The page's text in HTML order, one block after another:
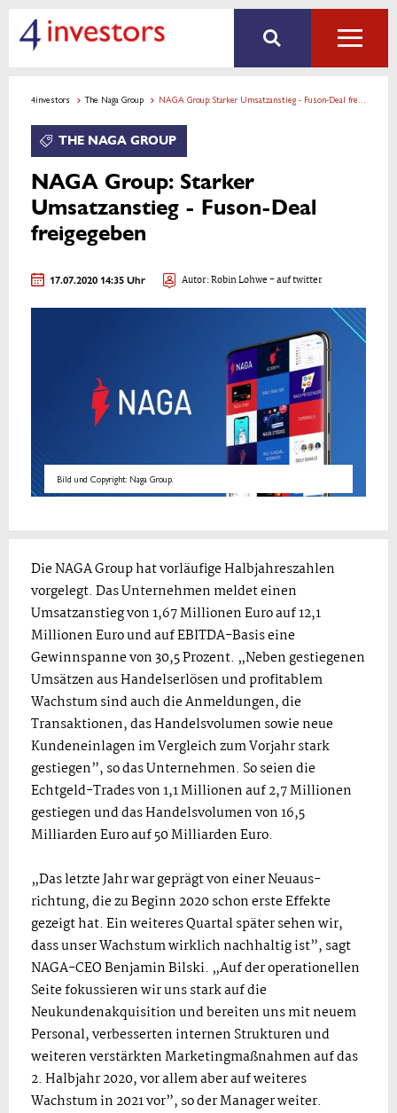
4investors The Naga Group NAGA Group: Starker Umsatzanstieg - Fuson-Deal freigegeben
THE NAGA GROUP
NAGA Group: Starker
Umsatzanstieg - Fuson-Deal
freigegeben
17.07.2020 14:35 Uhr Autor:Robin Lohwe- auf twitter
Bild und Copyright: Naga Group.
Die NAGA Group hat vorläufige Halbjahreszahlen
vorgelegt. Das Unternehmen meldet einen
Umsatzanstieg von 1,67 Millionen Euro auf 12,1
Millionen Euro und auf EBITDA-Basis eine
Gewinnspanne von 30,5 Prozent. „Neben gestiegenen
Umsätzen aus Handelserlösen und profitablem
Wachstum sind auch die Anmeldungen, die
Transaktionen, das Handelsvolumen sowie neue
Kundeneinlagen im Vergleich zum Vorjahr stark
gestiegen”, so das Unternehmen. So seien die
Echtgeld-Trades von 1,1 Millionen auf 2,7 Millionen
gestiegen und das Handelsvolumen von 16,5
Milliarden Euro auf 50 Milliarden Euro.
„Das letzte Jahr war geprägt von einer Neuaus­
richtung, die zu Beginn 2020 schon erste Effekte
gezeigt hat. Ein weiteres Quartal später sehen wir,
dass unser Wachstum wirklich nachhaltig ist”, sagt
NAGA-CEO Benjamin Bilski. „Auf der operationellen
Seite fokussieren wir uns stark auf die
Neukundenakquisition und bereiten uns mit neuem
Personal, verbesserten internen Strukturen und
weiteren verstärkten Marketingmaßnahmen auf das
2. Halbjahr 2020, vor allem aber auf weiteres
Wachstum in 2021 vor”, so der Manager weiter.